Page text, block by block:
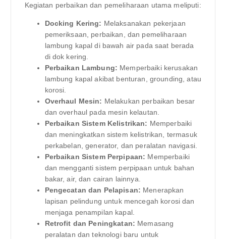
Kegiatan perbaikan dan pemeliharaan utama meliputi:
Docking Kering: Melaksanakan pekerjaan
pemeriksaan, perbaikan, dan pemeliharaan
lambung kapal di bawah air pada saat berada
di dok kering.
Perbaikan Lambung: Memperbaiki kerusakan
lambung kapal akibat benturan, grounding, atau
korosi.
Overhaul Mesin: Melakukan perbaikan besar
dan overhaul pada mesin kelautan.
Perbaikan Sistem Kelistrikan: Memperbaiki
dan meningkatkan sistem kelistrikan, termasuk
perkabelan, generator, dan peralatan navigasi.
Perbaikan Sistem Perpipaan: Memperbaiki
dan mengganti sistem perpipaan untuk bahan
bakar, air, dan cairan lainnya.
Pengecatan dan Pelapisan: Menerapkan
lapisan pelindung untuk mencegah korosi dan
menjaga penampilan kapal.
Retrofit dan Peningkatan: Memasang
peralatan dan teknologi baru untuk